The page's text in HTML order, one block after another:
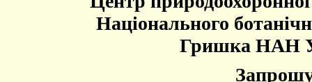
Національного
Гришка НАН